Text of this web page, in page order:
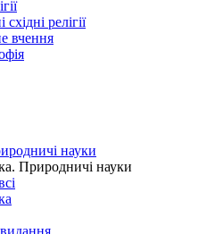
релігії
вчення
науки
Природничі науки